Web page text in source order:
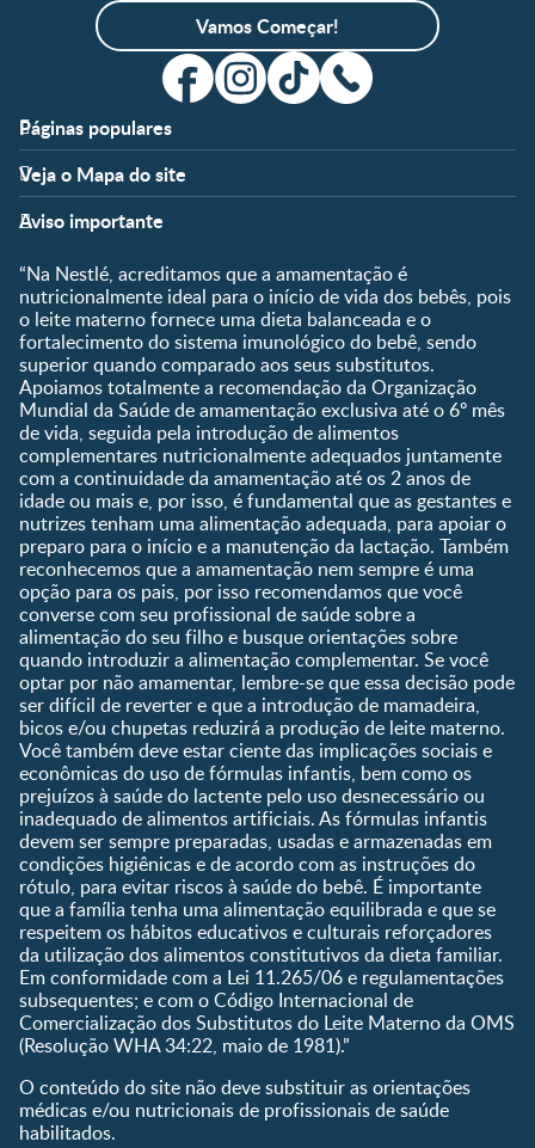
Vamos Começar!
Páginas populares
Apoio
FAQ
Nossos Artigos
Fale conosco
Clube
Shopping
Compre Agora
Veja o Mapa do site
Fases
Pré-Concepção
Gravidez
Pós-Parto
0 a 5 meses
6 a 8 meses
9 a 12 meses
1 a 3 anos
Pré-escolar
Temas
Desenvolvimento
Ser Mãe e Pai
Nutrição, Alimentação e
Saúde
Ferramentas
Quando eu ficarei fértil?
Que dia meu bebê vai
nascer?
Guia de Nomes para Bebê
Calendário de semanas de
gravidez
Calculadora de cor dos
olhos
Curva de crescimento do
bebê
Planeta dos Pais
Receitas
Aviso importante
“Na Nestlé, acreditamos que a amamentação é
nutricionalmente ideal para o início de vida dos bebês, pois
o leite materno fornece uma dieta balanceada e o
fortalecimento do sistema imunológico do bebê, sendo
superior quando comparado aos seus substitutos.
Apoiamos totalmente a recomendação da Organização
Mundial da Saúde de amamentação exclusiva até o 6º mês
de vida, seguida pela introdução de alimentos
complementares nutricionalmente adequados juntamente
com a continuidade da amamentação até os 2 anos de
idade ou mais e, por isso, é fundamental que as gestantes e
nutrizes tenham uma alimentação adequada, para apoiar o
preparo para o início e a manutenção da lactação. Também
reconhecemos que a amamentação nem sempre é uma
opção para os pais, por isso recomendamos que você
converse com seu profissional de saúde sobre a
alimentação do seu filho e busque orientações sobre
quando introduzir a alimentação complementar. Se você
optar por não amamentar, lembre-se que essa decisão pode
ser difícil de reverter e que a introdução de mamadeira,
bicos e/ou chupetas reduzirá a produção de leite materno.
Você também deve estar ciente das implicações sociais e
econômicas do uso de fórmulas infantis, bem como os
prejuízos à saúde do lactente pelo uso desnecessário ou
inadequado de alimentos artificiais. As fórmulas infantis
devem ser sempre preparadas, usadas e armazenadas em
condições higiênicas e de acordo com as instruções do
rótulo, para evitar riscos à saúde do bebê. É importante
que a família tenha uma alimentação equilibrada e que se
respeitem os hábitos educativos e culturais reforçadores
da utilização dos alimentos constitutivos da dieta familiar.
Em conformidade com a Lei 11.265/06 e regulamentações
subsequentes; e com o Código Internacional de
Comercialização dos Substitutos do Leite Materno da OMS
(Resolução WHA 34:22, maio de 1981).”
O conteúdo do site não deve substituir as orientações
médicas e/ou nutricionais de profissionais de saúde
habilitados.